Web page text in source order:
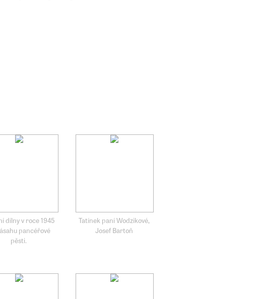
dílny v roce 1945
pancéřové
pěsti.
Tatínek paní Wodzikové,
Josef Bartoň